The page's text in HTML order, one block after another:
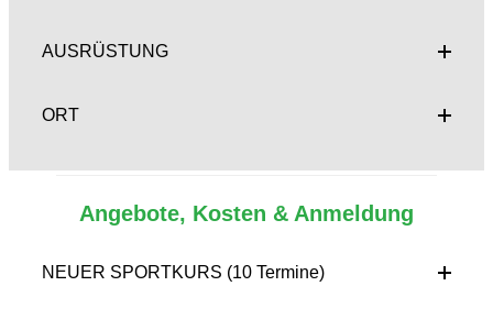
AUSRÜSTUNG
ORT
Angebote, Kosten & Anmeldung
NEUER SPORTKURS (10 Termine)